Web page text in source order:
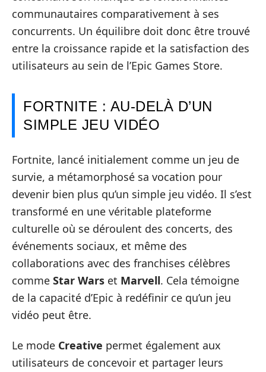
communautaires comparativement à ses
concurrents. Un équilibre doit donc être trouvé
entre la croissance rapide et la satisfaction des
utilisateurs au sein de l’Epic Games Store.
FORTNITE : AU-DELÀ D’UN
SIMPLE JEU VIDÉO
Fortnite, lancé initialement comme un jeu de
survie, a métamorphosé sa vocation pour
devenir bien plus qu’un simple jeu vidéo. Il s’est
transformé en une véritable plateforme
culturelle où se déroulent des concerts, des
événements sociaux, et même des
collaborations avec des franchises célèbres
comme Star Wars et Marvell. Cela témoigne
de la capacité d’Epic à redéfinir ce qu’un jeu
vidéo peut être.
Le mode Creative permet également aux
utilisateurs de concevoir et partager leurs